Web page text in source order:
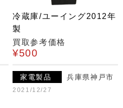
冷蔵庫/ユーイング2012年
製
買取参考価格
¥500
家電製品 兵庫県神戸市
2021/12/27